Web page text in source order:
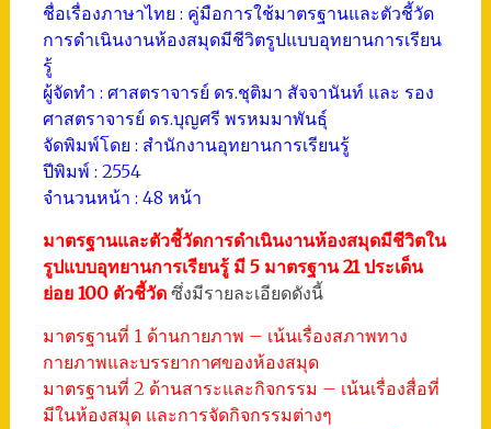
ชื่อเรื่องภาษาไทย : คู่มือการใช้มาตรฐานและตัวชี้วัด
การดำเนินงานห้องสมุดมีชีวิตรูปแบบอุทยานการเรียน
รู้
ผู้จัดทำ : ศาสตราจารย์ ดร.ชุติมา สัจจานันท์ และ รอง
ศาสตราจารย์ ดร.บุญศรี พรหมมาพันธุ์
จัดพิมพ์โดย : สำนักงานอุทยานการเรียนรู้
ปีพิมพ์ : 2554
จำนวนหน้า : 48 หน้า
มาตรฐานและตัวชี้วัดการดำเนินงานห้องสมุดมีชีวิตใน
รูปแบบอุทยานการเรียนรู้ มี 5 มาตรฐาน 21 ประเด็น
ย่อย 100 ตัวชี้วัดซึ่งมีรายละเอียดดังนี้
มาตรฐานที่ 1 ด้านกายภาพ – เน้นเรื่องสภาพทาง
กายภาพและบรรยากาศของห้องสมุด
มาตรฐานที่ 2 ด้านสาระและกิจกรรม – เน้นเรื่องสื่อที่
มีในห้องสมุด และการจัดกิจกรรมต่างๆ